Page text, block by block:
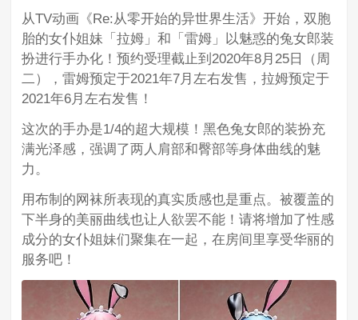
从TV动画《Re:从零开始的异世界生活》开始，双胞
胎的女仆姐妹「拉姆」和「雷姆」以魅惑的兔女郎装
扮进行手办化！预约受理截止到2020年8月25日（周
二），雷姆预定于2021年7月左右发售，拉姆预定于
2021年6月左右发售！
这次的手办是1/4的超大规模！黑色兔女郎的装扮充
满光泽感，强调了两人肩部和臀部等身体曲线的魅
力。
用布制的网袜所表现的真实质感也是重点。被覆盖的
下半身的美丽曲线也让人欲罢不能！请将增加了性感
成分的女仆姐妹们聚集在一起，在房间里享受华丽的
服务吧！